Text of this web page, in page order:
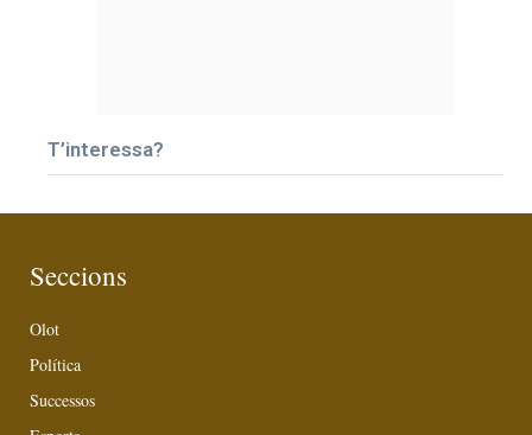
T’interessa?
Seccions
Olot
Política
Successos